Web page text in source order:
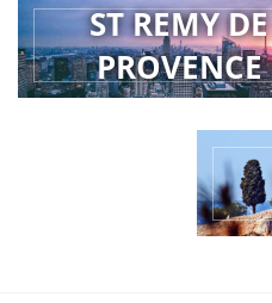
ST REMY DE
PROVENCE